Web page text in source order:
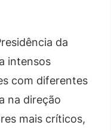
da
intensos
com diferentes
na direção
mais críticos,